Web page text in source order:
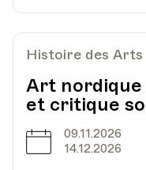
Lieu
HEP - Haute
1005,
Histoire des Arts
Art
et critique
Date
09.11.2026
14.12.2026